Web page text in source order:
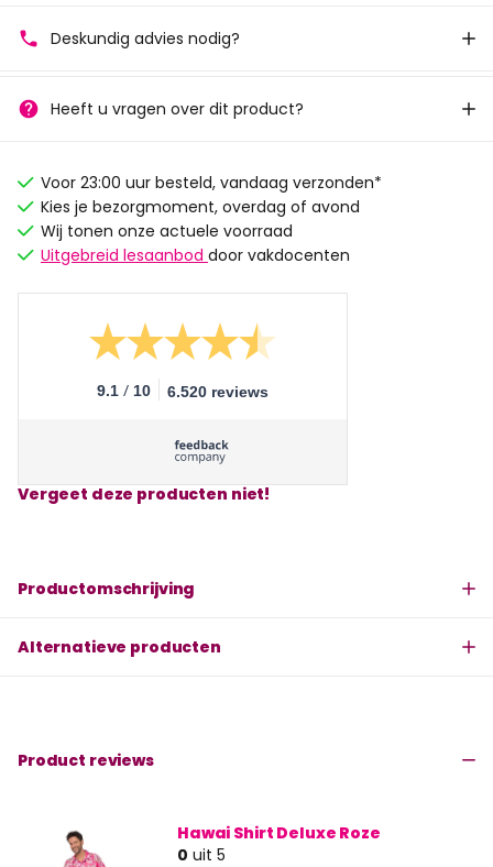
Deskundig advies nodig?
Heeft u vragen over dit product?
Voor 23:00 uur besteld, vandaag verzonden*
Kies je bezorgmoment, overdag of avond
Wij tonen onze actuele voorraad
Uitgebreid lesaanbod door vakdocenten
9.1 / 10 6.520 reviews
Vergeet deze producten niet!
Productomschrijving
Alternatieve producten
Product reviews
Hawai Shirt Deluxe Roze
0 uit 5